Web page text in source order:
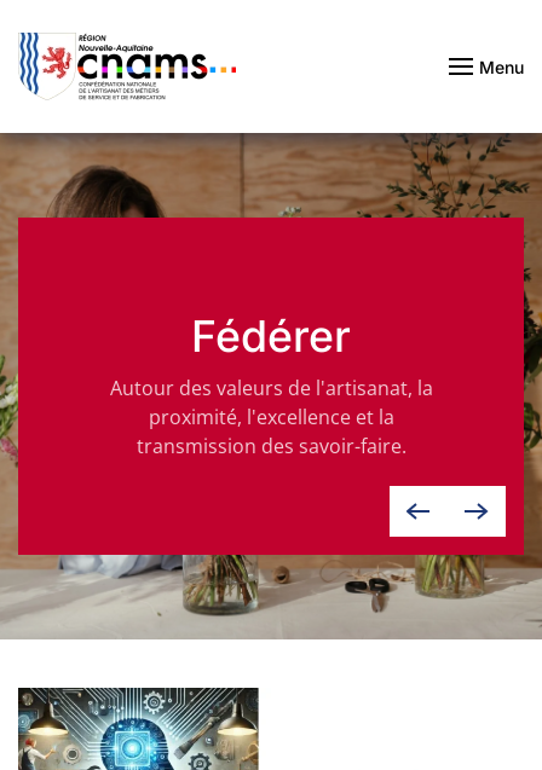
Passer au contenu principal Menu
Fédérer
Autour des valeurs de l'artisanat, la
proximité, l'excellence et la
transmission des savoir-faire.